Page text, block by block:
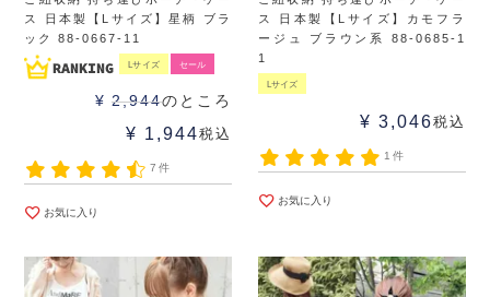
ス 日本製【Lサイズ】星柄 ブラ
ック 88-0667-11
Lサイズ セール
¥ 2,944のところ
¥ 1,944税込
7件
お気に入り
ス 日本製【Lサイズ】カモフラ
ージュ ブラウン系 88-0685-1
1
Lサイズ
¥ 3,046税込
1件
お気に入り